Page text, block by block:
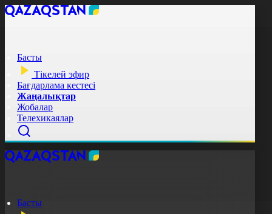
Басты
Тікелей эфир
Бағдарлама кестесі
Жаңалықтар
Жобалар
Телехикаялар
Басты